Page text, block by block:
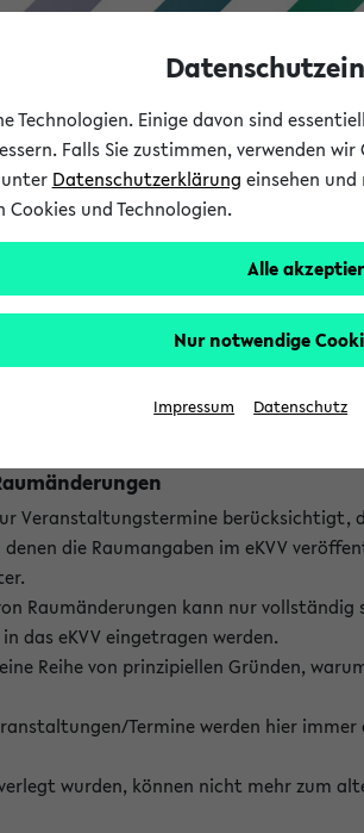
Studium
Veranstaltungstermine
denen die Raumangaben im eKVV
Raumänderungen kann nur
das eKVV eingetragen werden.
Reihe von prinzipiellen Gründen,
Termine werden hier
wurden, können nicht mehr zum
Technologien. Einige davon sind
Falls Sie zustimmen, verwenden
Datenschutzerklärung einsehen
und Technologien.
Alle
Nur notwendige
Impressum Datenschutz